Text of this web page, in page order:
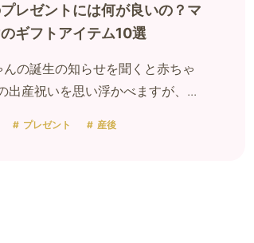
レゼントには何が良いの？マ
ギフトアイテム10選
んの誕生の知らせを聞くと赤ちゃ
出産祝いを思い浮かべますが、...
プレゼント 産後